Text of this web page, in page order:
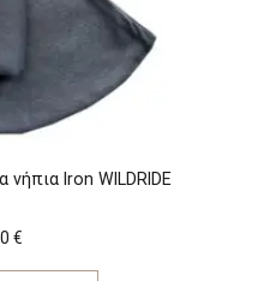
νήπια Iron WILDRIDE
€